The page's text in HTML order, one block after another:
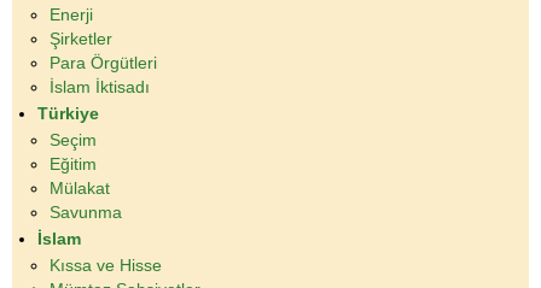
Enerji
Şirketler
Para Örgütleri
İslam İktisadı
Türkiye
Seçim
Eğitim
Mülakat
Savunma
İslam
Kıssa ve Hisse